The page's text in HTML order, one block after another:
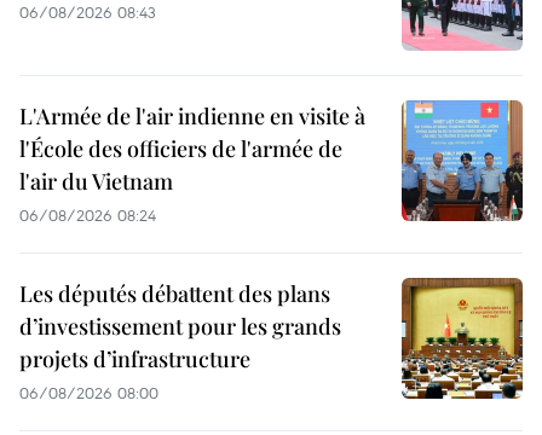
06/08/2026 08:43
L'Armée de l'air indienne en visite à
l'École des officiers de l'armée de
l'air du Vietnam
06/08/2026 08:24
Les députés débattent des plans
d’investissement pour les grands
projets d’infrastructure
06/08/2026 08:00